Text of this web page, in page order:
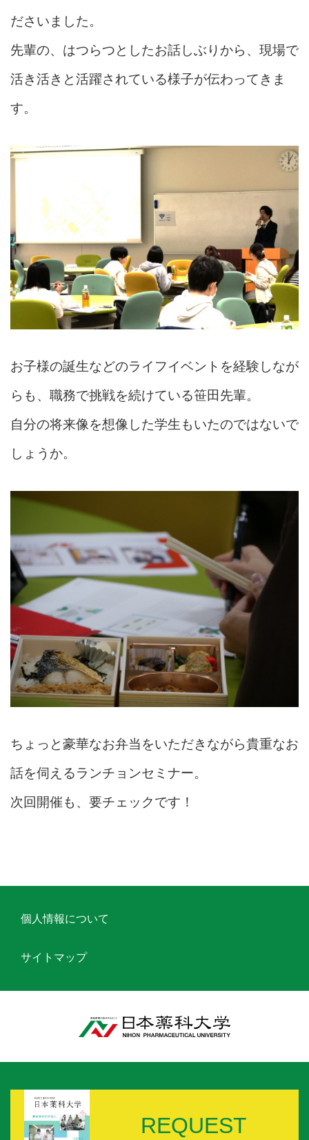
ださいました。
先輩の、はつらつとしたお話しぶりから、現場で
活き活きと活躍されている様子が伝わってきま
す。
お子様の誕生などのライフイベントを経験しなが
らも、職務で挑戦を続けている笹田先輩。
自分の将来像を想像した学生もいたのではないで
しょうか。
ちょっと豪華なお弁当をいただきながら貴重なお
話を伺えるランチョンセミナー。
次回開催も、要チェックです！
個人情報について
サイトマップ
REQUEST